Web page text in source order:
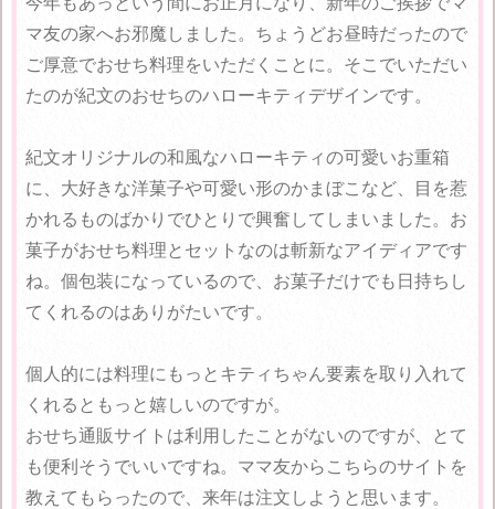
マ友の家へお邪魔しました。ちょうどお昼時だったので
ご厚意でおせち料理をいただくことに。そこでいただい
たのが紀文のおせちのハローキティデザインです。
紀文オリジナルの和風なハローキティの可愛いお重箱
に、大好きな洋菓子や可愛い形のかまぼこなど、目を惹
かれるものばかりでひとりで興奮してしまいました。お
菓子がおせち料理とセットなのは斬新なアイディアです
ね。個包装になっているので、お菓子だけでも日持ちし
てくれるのはありがたいです。
個人的には料理にもっとキティちゃん要素を取り入れて
くれるともっと嬉しいのですが。
おせち通販サイトは利用したことがないのですが、とて
も便利そうでいいですね。ママ友からこちらのサイトを
教えてもらったので、来年は注文しようと思います。